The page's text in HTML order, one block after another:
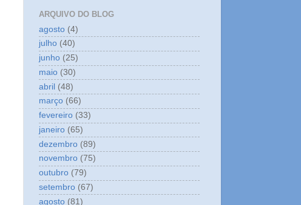
ARQUIVO DO BLOG
agosto (4)
julho (40)
junho (25)
maio (30)
abril (48)
março (66)
fevereiro (33)
janeiro (65)
dezembro (89)
novembro (75)
outubro (79)
setembro (67)
agosto (81)